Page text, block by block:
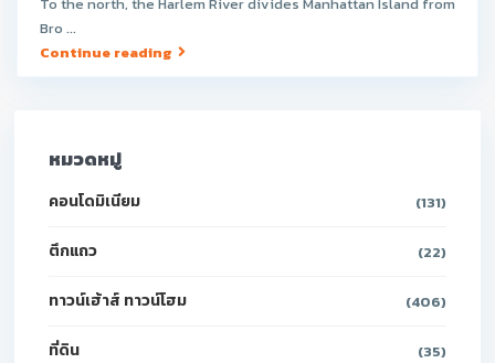
To the north, the Harlem River divides Manhattan Island from
Bro ...
Continue reading
หมวดหมู่
คอนโดมิเนียม (131)
ตึกแถว (22)
ทาวน์เฮ้าส์ ทาวน์โฮม (406)
ที่ดิน (35)